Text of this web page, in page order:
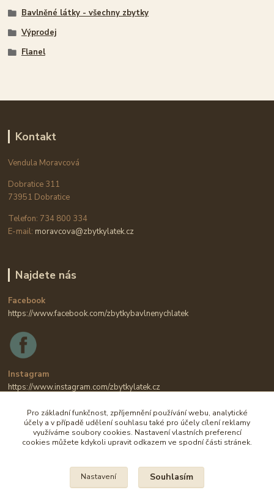
Bavlněné látky - všechny zbytky
Výprodej
Flanel
Kontakt
Vendula Moravcová
Dobratice 311
73951 Dobratice
Telefon: 734 800 334
E-mail: moravcova@zbytkylatek.cz
Najdete nás
Facebook
https://www.facebook.com/zbytkybavlnenychlatek
Instagram
https://www.instagram.com/zbytkylatek.cz
Pro základní funkčnost, zpříjemnění používání webu, analytické
účely a v případě udělení souhlasu také pro účely cílení reklamy
využíváme soubory cookies. Nastavení vlastních preferencí
cookies můžete kdykoli upravit odkazem ve spodní části stránek.
Nastavení Souhlasím